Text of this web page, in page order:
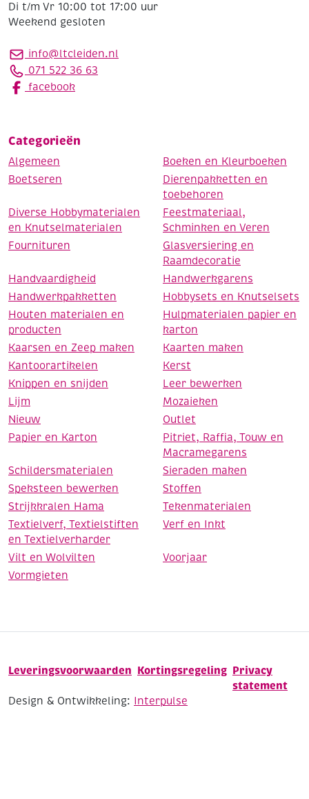
Di t/m Vr 10:00 tot 17:00 uur
Weekend gesloten
info@ltcleiden.nl
071 522 36 63
facebook
Categorieën
Algemeen
Boeken en Kleurboeken
Boetseren
Dierenpakketten en
toebehoren
Diverse Hobbymaterialen
en Knutselmaterialen
Feestmateriaal,
Schminken en Veren
Fournituren
Glasversiering en
Raamdecoratie
Handvaardigheid
Handwerkgarens
Handwerkpakketten
Hobbysets en Knutselsets
Houten materialen en
producten
Hulpmaterialen papier en
karton
Kaarsen en Zeep maken
Kaarten maken
Kantoorartikelen
Kerst
Knippen en snijden
Leer bewerken
Lijm
Mozaieken
Nieuw
Outlet
Papier en Karton
Pitriet, Raffia, Touw en
Macramegarens
Schildersmaterialen
Sieraden maken
Speksteen bewerken
Stoffen
Strijkkralen Hama
Tekenmaterialen
Textielverf, Textielstiften
en Textielverharder
Verf en Inkt
Vilt en Wolvilten
Voorjaar
Vormgieten
Leveringsvoorwaarden Kortingsregeling Privacy
statement
Design & Ontwikkeling: Interpulse